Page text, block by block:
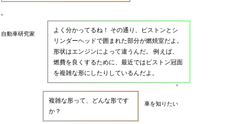
自動車研究家
よく分かってるね！ その通り、ピストンとシ
リンダーヘッドで囲まれた部分が燃焼室だよ。
形状はエンジンによって違うんだ。 例えば、
燃費を良くするために、最近ではピストン冠面
を複雑な形にしたりしているんだよ。
車を知りたい
複雑な形って、どんな形です
か？